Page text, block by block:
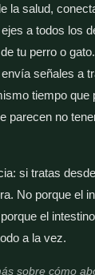
la salud,
a todos los
tu perro o
señales a
tiempo que
parecen no
si tratas
No porque el
el
a la vez.
sobre cómo